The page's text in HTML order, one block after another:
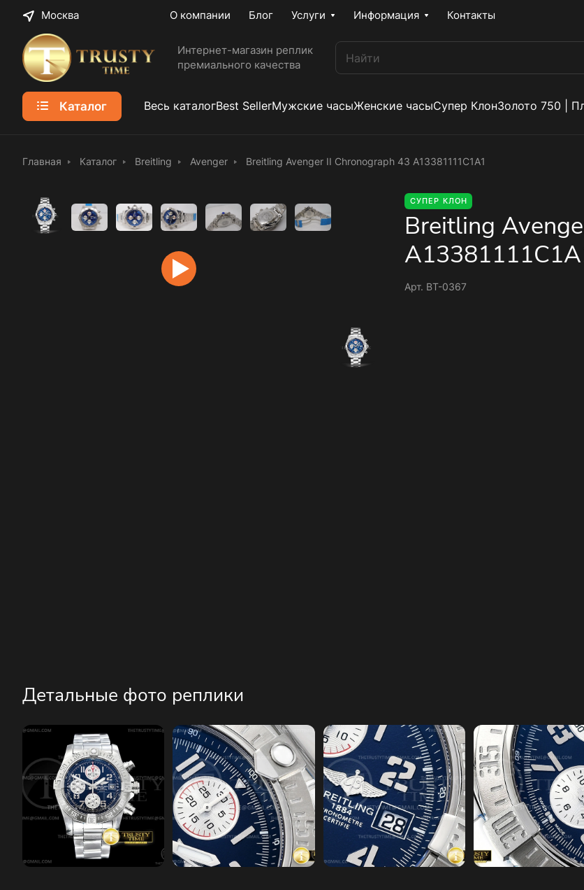
Москва О компании Блог Услуги Информация Контакты
Интернет-магазин реплик
премиального качества
Каталог Весь каталогBest SellerМужские часыЖенские часыСупер КлонЗолото 750 |
Главная Каталог Breitling Avenger Breitling Avenger II Chronograph 43 A13381111C1A1
СУПЕР КЛОН
Breitling
Арт. BT-0367
Детальные фото реплики